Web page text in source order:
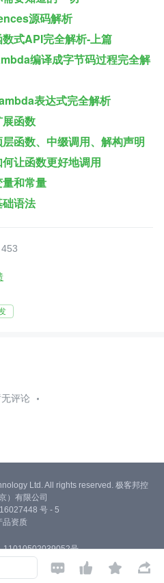
源码解析
式API完全解析-上篇
编译成字节码过程完全解
表达式完全解析
函数
函数、中缀调用、解构声明
让函数更好地调用
和常量
语法
评论
   
Ltd. All rights reserved. 极客邦控
）有限公司
号 - 5
品资质
11010502039052号